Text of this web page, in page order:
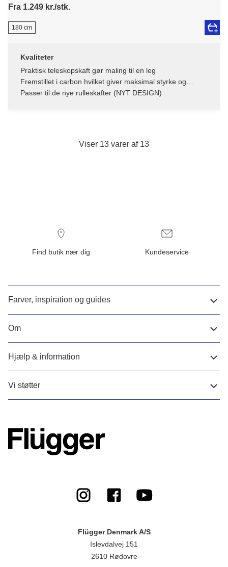
Fra 1.249 kr./stk.
180 cm
Kvaliteter
Praktisk teleskopskaft gør maling til en leg
Fremstillet i carbon hvilket giver maksimal styrke og
stivhed
Passer til de nye rulleskafter (NYT DESIGN)
Viser 13 varer af 13
Find butik nær dig Kundeservice
Farver, inspiration og guides
Om
Hjælp & information
Vi støtter
Flügger Denmark A/S
Islevdalvej 151
2610 Rødovre